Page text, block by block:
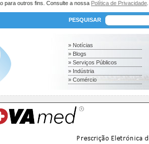
para outros fins. Consulte a nossa Política de Privacidade
PESQUISAR
» Notícias
» Blogs
» Serviços Públicos
» Indústria
» Comércio